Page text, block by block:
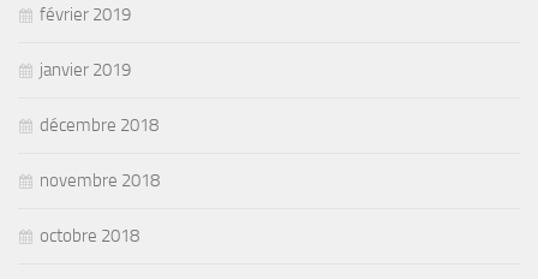
février 2019
janvier 2019
décembre 2018
novembre 2018
octobre 2018